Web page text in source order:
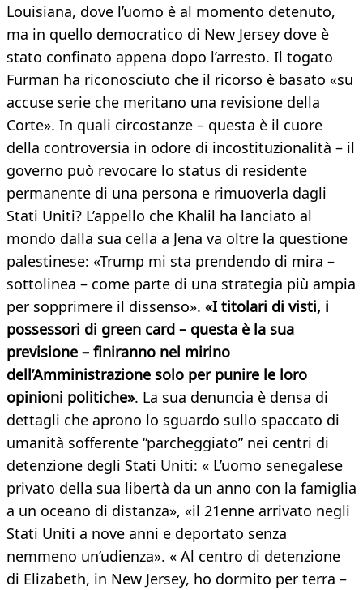
Louisiana, dove l’uomo è al momento detenuto,
ma in quello democratico di New Jersey dove è
stato confinato appena dopo l’arresto. Il togato
Furman ha riconosciuto che il ricorso è basato «su
accuse serie che meritano una revisione della
Corte». In quali circostanze – questa è il cuore
della controversia in odore di incostituzionalità – il
governo può revocare lo status di residente
permanente di una persona e rimuoverla dagli
Stati Uniti? L’appello che Khalil ha lanciato al
mondo dalla sua cella a Jena va oltre la questione
palestinese: «Trump mi sta prendendo di mira –
sottolinea – come parte di una strategia più ampia
per sopprimere il dissenso». «I titolari di visti, i
possessori di green card – questa è la sua
previsione – finiranno nel mirino
dell’Amministrazione solo per punire le loro
opinioni politiche». La sua denuncia è densa di
dettagli che aprono lo sguardo sullo spaccato di
umanità sofferente “parcheggiato” nei centri di
detenzione degli Stati Uniti: « L’uomo senegalese
privato della sua libertà da un anno con la famiglia
a un oceano di distanza», «il 21enne arrivato negli
Stati Uniti a nove anni e deportato senza
nemmeno un’udienza». « Al centro di detenzione
di Elizabeth, in New Jersey, ho dormito per terra –